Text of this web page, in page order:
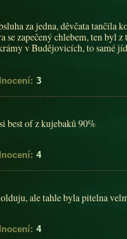
za jedna, děvčata tančila
se zapečený chlebem, ten byl
v Budějovicích, to samé
3
best of z kujebaků 90%
4
ale tahle byla pitelna
4